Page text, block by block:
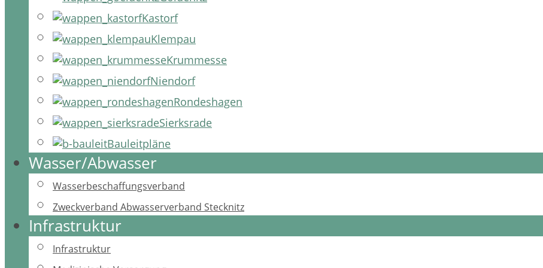
Kastorf
Klempau
Krummesse
Niendorf
Rondeshagen
Sierksrade
Bauleitpläne
Wasser/Abwasser
Wasserbeschaffungsverband
Zweckverband Abwasserverband Stecknitz
Infrastruktur
Infrastruktur